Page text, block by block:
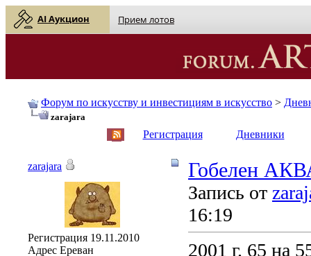
AI Аукцион Прием лотов
Форум по искусству и инвестициям в искусство >
zarajara
Регистрация Дневники
Гобелен
Запись от
16:19
2001 г. 65 на
zarajara
Регистрация 19.11.2010
Адрес Ереван